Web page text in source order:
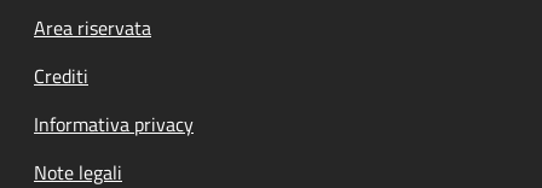
Footer menu
Area riservata
Crediti
Informativa privacy
Note legali